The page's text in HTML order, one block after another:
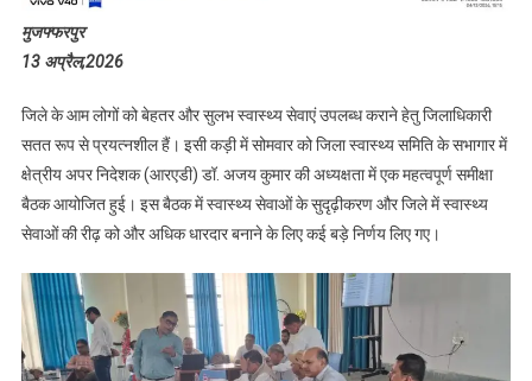
​मुजफ्फरपुर
13 अप्रैल,2026
जिले के आम लोगों को बेहतर और सुलभ स्वास्थ्य सेवाएं उपलब्ध कराने हेतु जिलाधिकारी
सतत रूप से प्रयत्नशील हैं। इसी कड़ी में सोमवार को जिला स्वास्थ्य समिति के सभागार में
क्षेत्रीय अपर निदेशक (आरएडी) डॉ. अजय कुमार की अध्यक्षता में एक महत्वपूर्ण समीक्षा
बैठक आयोजित हुई। इस बैठक में स्वास्थ्य सेवाओं के सुदृढ़ीकरण और जिले में स्वास्थ्य
सेवाओं की रीढ़ को और अधिक धारदार बनाने के लिए कई बड़े निर्णय लिए गए।